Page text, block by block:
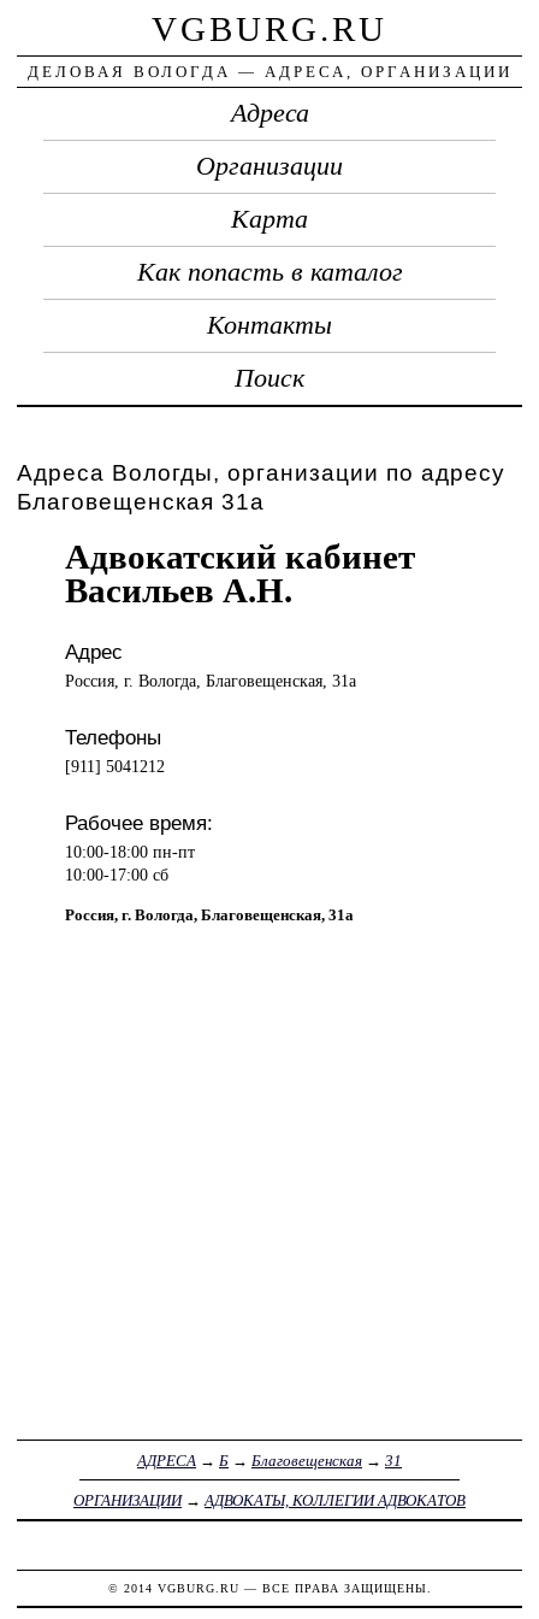
VGBURG.RU
ДЕЛОВАЯ ВОЛОГДА — АДРЕСА, ОРГАНИЗАЦИИ
Адреса
Организации
Карта
Как попасть в каталог
Контакты
Поиск
Адреса Вологды, организации по адресу
Благовещенская 31а
Адвокатский кабинет
Васильев А.Н.
Адрес
Россия, г. Вологда, Благовещенская, 31а
Телефоны
[911] 5041212
Рабочее время:
10:00-18:00 пн-пт
10:00-17:00 сб
Россия, г. Вологда, Благовещенская, 31а
АДРЕСА → Б → Благовещенская → 31
ОРГАНИЗАЦИИ→ АДВОКАТЫ, КОЛЛЕГИИ АДВОКАТОВ
© 2014 VGBURG.RU — ВСЕ ПРАВА ЗАЩИЩЕНЫ.